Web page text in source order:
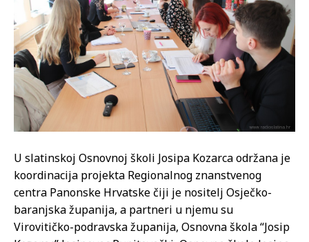
U slatinskoj Osnovnoj školi Josipa Kozarca održana je
koordinacija projekta Regionalnog znanstvenog
centra Panonske Hrvatske čiji je nositelj Osječko-
baranjska županija, a partneri u njemu su
Virovitičko-podravska županija, Osnovna škola “Josip